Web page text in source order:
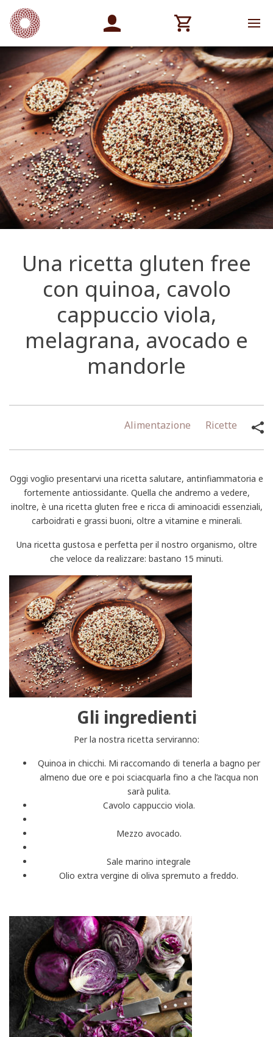
Una ricetta gluten free
con quinoa, cavolo
cappuccio viola,
melagrana, avocado e
mandorle
Alimentazione Ricette
Oggi voglio presentarvi una ricetta salutare, antinfiammatoria e
fortemente antiossidante. Quella che andremo a vedere,
inoltre, è una ricetta gluten free e ricca di aminoacidi essenziali,
carboidrati e grassi buoni, oltre a vitamine e minerali.
Una ricetta gustosa e perfetta per il nostro organismo, oltre
che veloce da realizzare: bastano 15 minuti.
Gli ingredienti
Per la nostra ricetta serviranno:
Quinoa in chicchi. Mi raccomando di tenerla a bagno per
almeno due ore e poi sciacquarla fino a che l’acqua non
sarà pulita.
Cavolo cappuccio viola.
Mezzo avocado.
Sale marino integrale
Olio extra vergine di oliva spremuto a freddo.